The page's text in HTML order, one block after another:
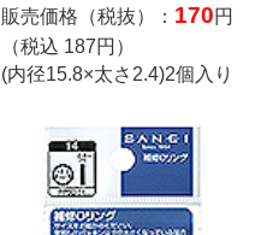
販売価格（税抜）： 170円
（税込 187円）
(内径15.8×太さ2.4)2個入り